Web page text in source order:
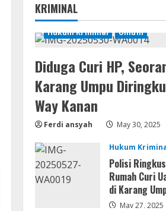
1 August 9, 2026
2
Umum
Satreskrim
Ungkap
terhadap
August 9, 2026
Uncharted:
Collection
2026
August 9,
KRIMINAL
Hukum Kriminal Umum
Diduga Curi HP,
Karang Umpu
Way Kanan
Ferdi ansyah May 30, 2025
Hukum
Polisi
Rumah Curi
di Karang
May 27, 2025